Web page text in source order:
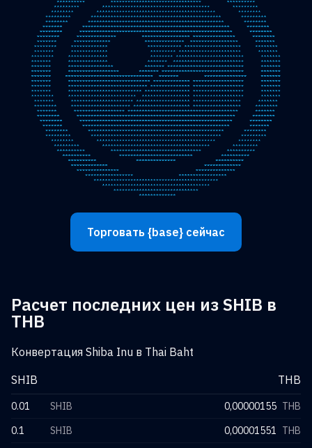
Торговать {base} сейчас
Расчет последних цен из SHIB в
THB
Конвертация Shiba Inu в Thai Baht
SHIB
THB
0.01 SHIB 0,00000155 THB
0.1
SHIB 0,00001551 THB